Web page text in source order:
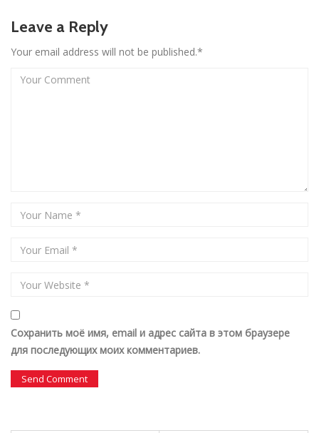
Leave a Reply
Your email address will not be published.*
Сохранить моё имя, email и адрес сайта в этом браузере
для последующих моих комментариев.